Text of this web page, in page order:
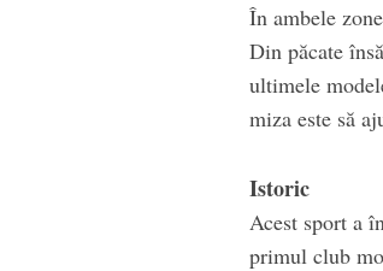
În ambele
Din păcate
ultimele
miza este să
Istoric
Acest sport a
primul club